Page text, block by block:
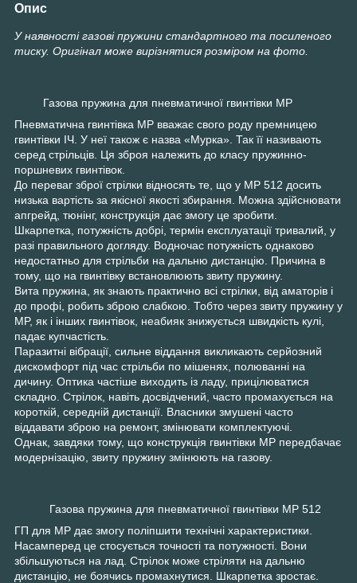
Опис
У наявності газові пружини стандартного та посиленого
тиску. Оригінал може вирізнятися розміром на фото.
Газова пружина для пневматичної гвинтівки MP
Пневматична гвинтівка MP вважає свого роду премницею
гвинтівки ІЧ. У неї також є назва «Мурка». Так її називають
серед стрільців. Ця зброя належить до класу пружинно-
поршневих гвинтівок.
До переваг зброї стрілки відносять те, що у MP 512 досить
низька вартість за якісної якості збирання. Можна здійснювати
апгрейд, тюнінг, конструкція дає змогу це зробити.
Шкарпетка, потужність добрі, термін експлуатації тривалий, у
разі правильного догляду. Водночас потужність однаково
недостатньо для стрільби на дальню дистанцію. Причина в
тому, що на гвинтівку встановлюють звиту пружину.
Вита пружина, як знають практично всі стрілки, від аматорів і
до профі, робить зброю слабкою. Тобто через звиту пружину у
MP, як і інших гвинтівок, неабияк знижується швидкість кулі,
падає купчастість.
Паразитні вібрації, сильне віддання викликають серйозний
дискомфорт під час стрільби по мішенях, полюванні на
дичину. Оптика частіше виходить із ладу, прицілюватися
складно. Стрілок, навіть досвідчений, часто промахується на
короткій, середній дистанції. Власники змушені часто
віддавати зброю на ремонт, змінювати комплектуючі.
Однак, завдяки тому, що конструкція гвинтівки MP передбачає
модернізацію, звиту пружину змінюють на газову.
Газова пружина для пневматичної гвинтівки MP 512
ГП для MP дає змогу поліпшити технічні характеристики.
Насамперед це стосується точності та потужності. Вони
збільшуються на лад. Стрілок може стріляти на дальню
дистанцію, не боячись промахнутися. Шкарпетка зростає.